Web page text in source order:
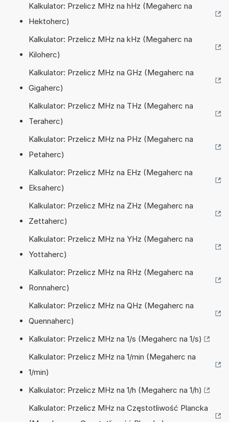
Kalkulator: Przelicz MHz na hHz (Megaherc na
Hektoherc)
Kalkulator: Przelicz MHz na kHz (Megaherc na
Kiloherc)
Kalkulator: Przelicz MHz na GHz (Megaherc na
Gigaherc)
Kalkulator: Przelicz MHz na THz (Megaherc na
Teraherc)
Kalkulator: Przelicz MHz na PHz (Megaherc na
Petaherc)
Kalkulator: Przelicz MHz na EHz (Megaherc na
Eksaherc)
Kalkulator: Przelicz MHz na ZHz (Megaherc na
Zettaherc)
Kalkulator: Przelicz MHz na YHz (Megaherc na
Yottaherc)
Kalkulator: Przelicz MHz na RHz (Megaherc na
Ronnaherc)
Kalkulator: Przelicz MHz na QHz (Megaherc na
Quennaherc)
Kalkulator: Przelicz MHz na 1/s (Megaherc na 1/s)
Kalkulator: Przelicz MHz na 1/min (Megaherc na
1/min)
Kalkulator: Przelicz MHz na 1/h (Megaherc na 1/h)
Kalkulator: Przelicz MHz na Częstotliwość Plancka